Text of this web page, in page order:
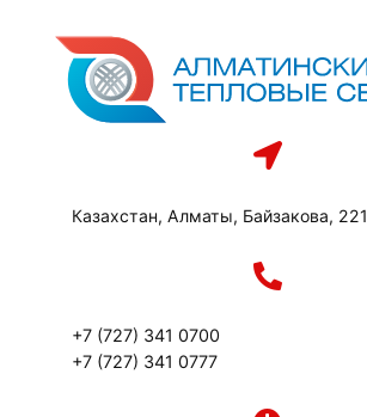
содержимому
Казахстан, Алматы, Байзакова, 221
+7 (727) 341 0700
+7 (727) 341 0777